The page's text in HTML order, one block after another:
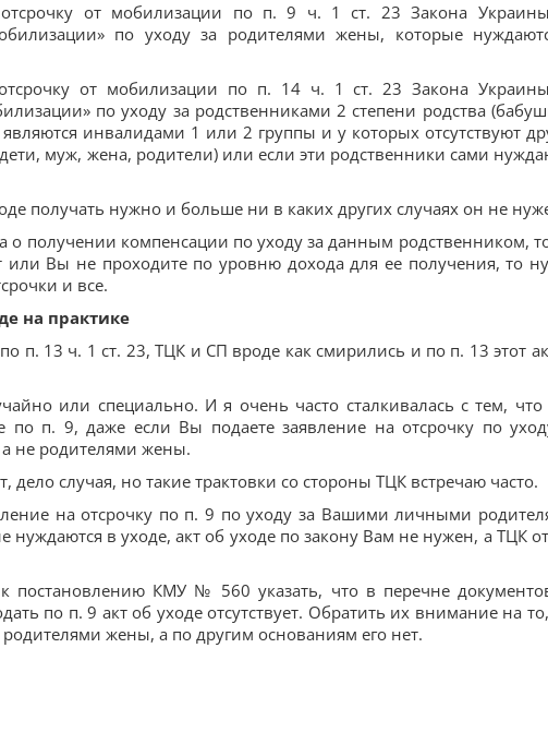
от мобилизации по п. 9 ч. 1 ст. 23 Закона
по уходу за родителями жены, которые
от мобилизации по п. 14 ч. 1 ст. 23 Закона
по уходу за родственниками 2 степени родства
инвалидами 1 или 2 группы и у которых отсутствуют
муж, жена, родители) или если эти родственники сами
получать нужно и больше ни в каких других случаях он не
о получении компенсации по уходу за данным родственником,
Вы не проходите по уровню дохода для ее получения, то
и все.
на практике
п. 13 ч. 1 ст. 23, ТЦК и СП вроде как смирились и по п. 13 этот
или специально. И я очень часто сталкивалась с тем,
по п. 9, даже если Вы подаете заявление на отсрочку по
не родителями жены.
дело случая, но такие трактовки со стороны ТЦК встречаю часто.
на отсрочку по п. 9 по уходу за Вашими личными
в уходе, акт об уходе по закону Вам не нужен, а ТЦК
постановлению КМУ № 560 указать, что в перечне
по п. 9 акт об уходе отсутствует. Обратить их внимание на
родителями жены, а по другим основаниям его нет.